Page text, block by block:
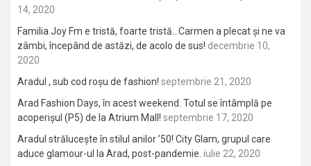
14, 2020
Familia Joy Fm e tristă, foarte tristă…Carmen a plecat și ne va
zâmbi, începând de astăzi, de acolo de sus! decembrie 10,
2020
Aradul , sub cod roșu de fashion! septembrie 21, 2020
Arad Fashion Days, în acest weekend. Totul se întâmplă pe
acoperișul (P5) de la Atrium Mall! septembrie 17, 2020
Aradul strălucește în stilul anilor ’50! City Glam, grupul care
aduce glamour-ul la Arad, post-pandemie. iulie 22, 2020